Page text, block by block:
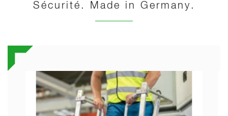
Sécurité. Made in Germany.